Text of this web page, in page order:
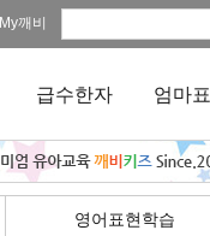
My깨비
급수한자 엄마표
영어표현학습